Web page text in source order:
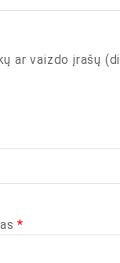
ar vaizdo įrašų
*